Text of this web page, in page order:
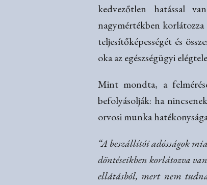
kedvezőtlen hatással
nagymértékben
teljesítőképességét és
oka az egészségügyi
Mint mondta, a
befolyásolják: ha
orvosi munka
“A beszállítói adósságok
döntéseikben korlátozva
ellátásból, mert nem